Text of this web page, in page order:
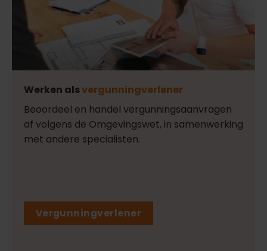
Werken alsvergunningverlener
Beoordeel en handel vergunningsaanvragen
af volgens de Omgevingswet, in samenwerking
met andere specialisten.
Vergunningverlener